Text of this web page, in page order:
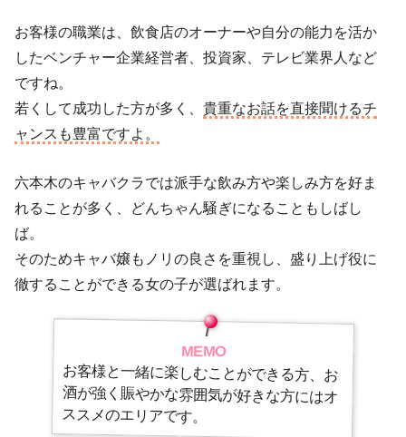
お客様の職業は、飲食店のオーナーや自分の能力を活か
したベンチャー企業経営者、投資家、テレビ業界人など
ですね。
若くして成功した方が多く、貴重なお話を直接聞けるチ
ャンスも豊富ですよ。
六本木のキャバクラでは派手な飲み方や楽しみ方を好ま
れることが多く、どんちゃん騒ぎになることもしばし
ば。
そのためキャバ嬢もノリの良さを重視し、盛り上げ役に
徹することができる女の子が選ばれます。
MEMO
お客様と一緒に楽しむことができる方、お
酒が強く賑やかな雰囲気が好きな方にはオ
ススメのエリアです。